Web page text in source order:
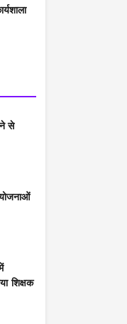
से
शिक्षक